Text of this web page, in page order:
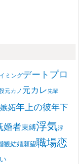
ミングデート プロ
元カノ 元カレ先輩
嫉妬年上の彼年下
婚者束縛浮気浮
観結婚願望職場恋